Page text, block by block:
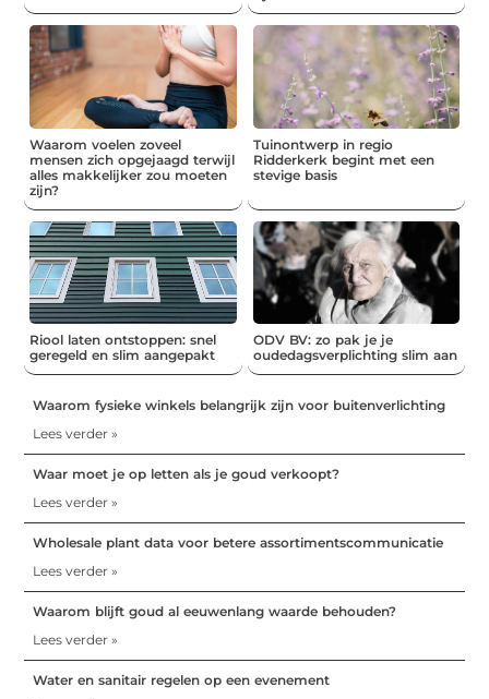
Waarom voelen zoveel
mensen zich opgejaagd terwijl
alles makkelijker zou moeten
zijn?
Tuinontwerp in regio
Ridderkerk begint met een
stevige basis
Riool laten ontstoppen: snel
geregeld en slim aangepakt
ODV BV: zo pak je je
oudedagsverplichting slim aan
Waarom fysieke winkels belangrijk zijn voor buitenverlichting
Lees verder »
Waar moet je op letten als je goud verkoopt?
Lees verder »
Wholesale plant data voor betere assortimentscommunicatie
Lees verder »
Waarom blijft goud al eeuwenlang waarde behouden?
Lees verder »
Water en sanitair regelen op een evenement